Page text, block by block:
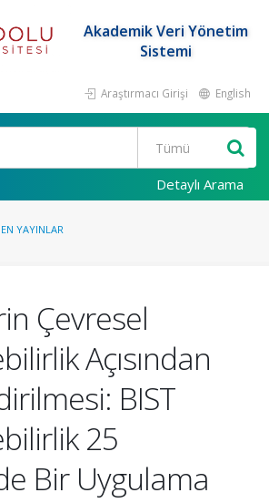
Akademik Veri Yönetim
Sistemi
Araştırmacı Girişi English
Detaylı Arama
YAYINLAR
Çevresel
Açısından
BIST
25
Bir Uygulama